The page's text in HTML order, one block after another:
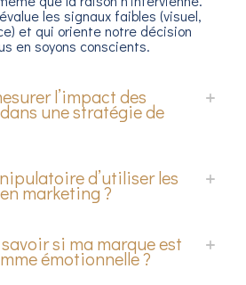
les signaux faibles (visuel,
et qui oriente notre décision
en soyons conscients.
l’impact des
une stratégie de
d’utiliser les
marketing ?
si ma marque est
émotionnelle ?